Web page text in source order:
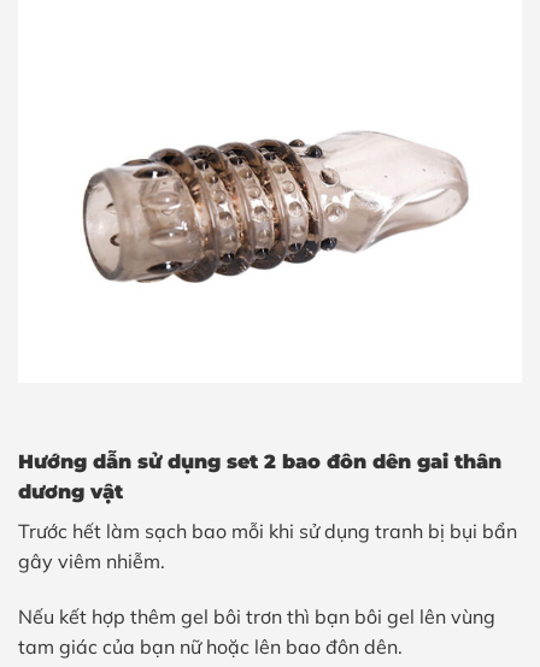
Hướng dẫn sử dụng set 2 bao đôn dên gai thân
dương vật
Trước hết làm sạch bao mỗi khi sử dụng tranh bị bụi bẩn
gây viêm nhiễm.
Nếu kết hợp thêm gel bôi trơn thì bạn bôi gel lên vùng
tam giác của bạn nữ hoặc lên bao đôn dên.